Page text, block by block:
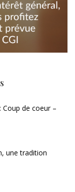
Coup de coeur –
une tradition